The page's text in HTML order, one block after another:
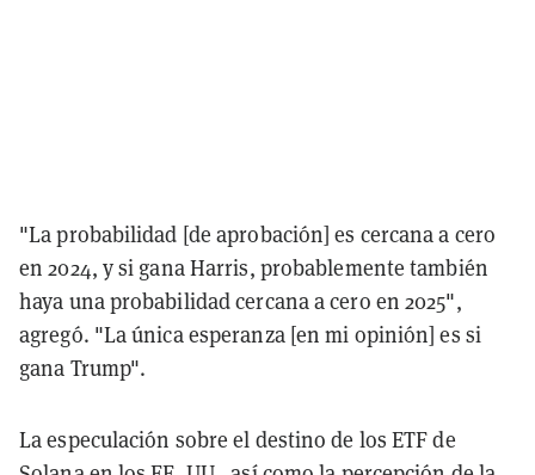
"La probabilidad [de aprobación] es cercana a cero
en 2024, y si gana Harris, probablemente también
haya una probabilidad cercana a cero en 2025",
agregó. "La única esperanza [en mi opinión] es si
gana Trump".
La especulación sobre el destino de los ETF de